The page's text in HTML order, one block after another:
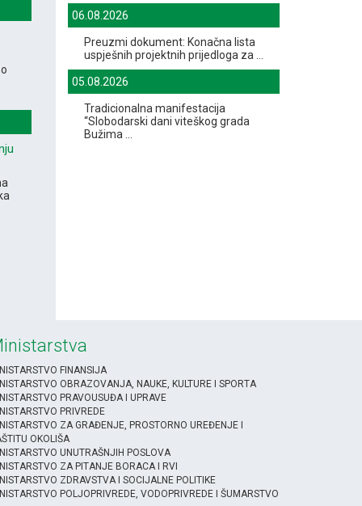
06.08.2026
Preuzmi dokument: Konačna lista
uspješnih projektnih prijedloga za ...
05.08.2026
Tradicionalna manifestacija
“Slobodarski dani viteškog grada
Bužima ...
FINANSIJA
OBRAZOVANJA, NAUKE, KULTURE I SPORTA
PRAVOUSUĐA I UPRAVE
PRIVREDE
ZA GRAĐENJE, PROSTORNO UREĐENJE I
OKOLIŠA
UNUTRAŠNJIH POSLOVA
ZA PITANJE BORACA I RVI
ZDRAVSTVA I SOCIJALNE POLITIKE
POLJOPRIVREDE, VODOPRIVREDE I ŠUMARSTVO